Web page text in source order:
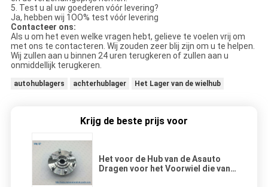
5. Test u al uw goederen vóór levering?
Ja, hebben wij 1OO% test vóór levering
Contacteer ons:
Als u om het even welke vragen hebt, gelieve te voelen vrij om
met ons te contacteren. Wij zouden zeer blij zijn om u te helpen.
Wij zullen aan u binnen 24 uren terugkeren of zullen aan u
onmiddellijk terugkeren.
autohublagers achterhublager Het Lager van de wielhub
Krijg de beste prijs voor
Het voor de Hub van de Asauto
Dragen voor het Voorwiel die van